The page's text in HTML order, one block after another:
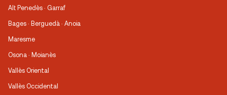
Alt Penedès · Garraf
Bages · Berguedà · Anoia
Maresme
Osona · Moianès
Vallès Oriental
Vallès Occidental